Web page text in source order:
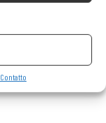
Contatto